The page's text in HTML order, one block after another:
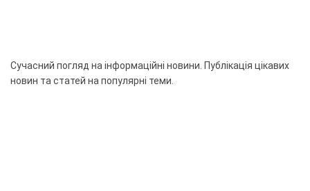
Сучасний погляд на інформаційні новини. Публікація цікавих
новин та статей на популярні теми.